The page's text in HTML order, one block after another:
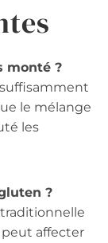
monté ?
le mélange
les
?
peut affecter